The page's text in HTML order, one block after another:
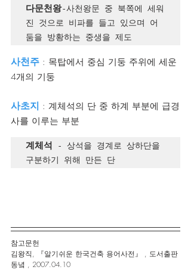
다문천왕-사천왕문 중 북쪽에 세워
진 것으로 비파를 들고 있으며 어
둠을 방황하는 중생을 제도
사천주 : 목탑에서 중심 기둥 주위에 세운
4개의 기둥
사초지 : 계체석의 단 중 하계 부분에 급경
사를 이루는 부분
계체석
- 상석을 경계로 상하단을
구분하기 위해 만든 단
참고문헌
김왕직, 『알기쉬운 한국건축 용어사전』 , 도서출판
동녘 , 2007.04.10